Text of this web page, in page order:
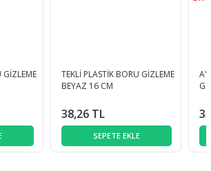
GİZLEME
TEKLİ PLASTİK BORU GİZLEME
BEYAZ 16 CM
38,26 TL
SEPETE EKLE